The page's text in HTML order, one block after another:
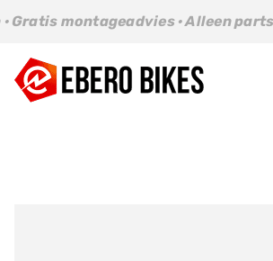
Ga
inhoud
· Alleen parts die we zelf